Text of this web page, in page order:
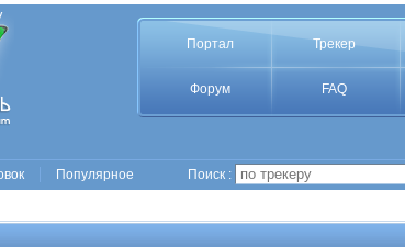
Портал Трекер
Форум FAQ
Популярное Поиск :